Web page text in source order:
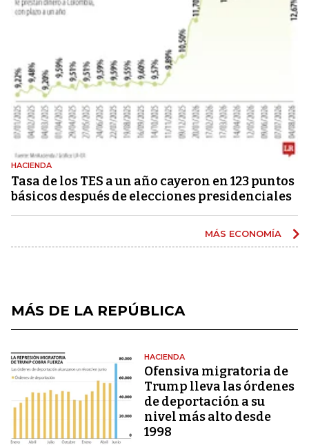
HACIENDA
Tasa de los TES a un año cayeron en 123 puntos
básicos después de elecciones presidenciales
MÁS ECONOMÍA
MÁS DE LA REPÚBLICA
HACIENDA
Ofensiva migratoria de
Trump lleva las órdenes
de deportación a su
nivel más alto desde
1998